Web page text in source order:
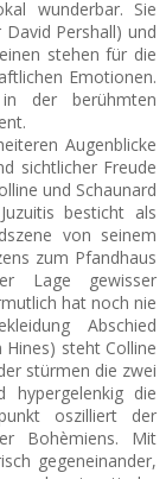
wunderbar. Sie
Pershall) und
stehen für die
Emotionen.
der berühmten
Augenblicke
sichtlicher Freude
und Schaunard
besticht als
von seinem
zum Pfandhaus
Lage gewisser
hat noch nie
Abschied
steht Colline
stürmen die zwei
hypergelenkig die
oszilliert der
Bohèmiens. Mit
gegeneinander,